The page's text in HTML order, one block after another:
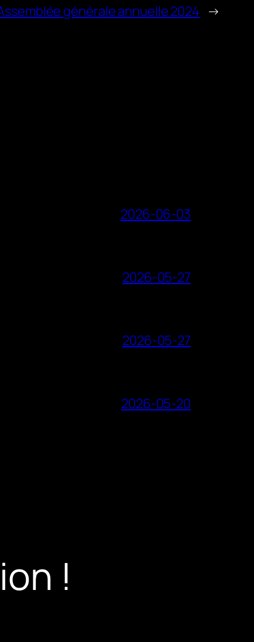
générale annuelle 2024 →
2026-06-03
2026-05-27
2026-05-27
2026-05-20
!